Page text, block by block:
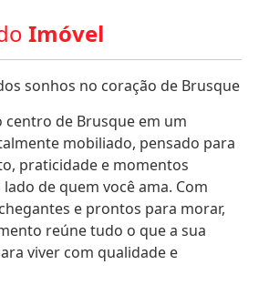
Imóvel
sonhos no coração de Brusque
centro de Brusque em um
mobiliado, pensado para
praticidade e momentos
de quem você ama. Com
e prontos para morar,
reúne tudo o que a sua
viver com qualidade e